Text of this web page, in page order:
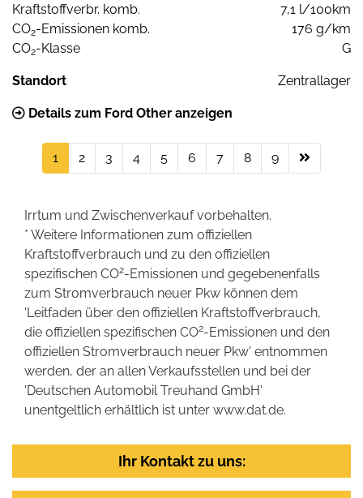
Kraftstoffverbr. komb.
7,1 l/100km
CO2-Emissionen komb.
176 g/km
CO2-Klasse G
Standort Zentrallager
Details zum Ford Other anzeigen
1 2 3 4 5 6 7 8 9
Irrtum und Zwischenverkauf vorbehalten.
* Weitere Informationen zum offiziellen
Kraftstoffverbrauch und zu den offiziellen
spezifischen CO2-Emissionen und gegebenenfalls
zum Stromverbrauch neuer Pkw können dem
'Leitfaden über den offiziellen Kraftstoffverbrauch,
die offiziellen spezifischen CO2-Emissionen und den
offiziellen Stromverbrauch neuer Pkw' entnommen
werden, der an allen Verkaufsstellen und bei der
'Deutschen Automobil Treuhand GmbH'
unentgeltlich erhältlich ist unter www.dat.de.
Ihr Kontakt zu uns: